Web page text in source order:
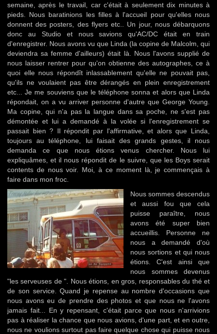
semaine, après le travail, car c'était à seulement dix minutes à
pieds. Nous baratinions les filles à l'accueil pour qu'elles nous
donnent des posters, des flyers etc.. Un jour, nous débarquons
donc au Studio et nous savions qu'AC/DC était en train
d'enregistrer. Nous avons vu que Linda (la copine de Malcolm, qui
deviendra sa femme d'ailleurs) était là. Nous l'avons supplié de
nous laisser rentrer pour qu'on obtienne des autographes, ce à
quoi elle nous répondît inlassablement qu'elle ne pouvait pas,
qu'ils ne voulaient pas être dérangés en plein enregistrement
etc... Je me souviens que le téléphone sonna et alors que Linda
répondait, on a vu arriver personne d'autre que George Young.
Ma copine, qui n'a pas la langue dans sa poche, ne s'est pas
démontée et lui a demandé à la volée si l'enregistrement se
passait bien ? Il répondit par l'affirmative, et alors que Linda,
toujours au téléphone, lui faisait des grands gestes, il nous
demanda ce que nous étions venus chercher. Nous lui
expliquâmes, et il nous répondit de le suivre, que les Boys serait
contents de nous voir. Moi, à ce moment là, je commençais à
faire dans mon froc.
Nous sommes descendus
et aussi fou que cela
puisse paraître, nous
avons été super bien
accueillis. Personne ne
nous a demandé d'où
nous sortions et qui nous
étions. C'est ainsi que
nous sommes devenus
"les serveuses de ". Nous étions, en gros, responsables du thé et
de son service. Quand je repense au nombre d'occasions que
nous avons eu de prendre des photos et que nous ne l'avons
jamais fait... En y repensant, c'était parce que nous n'arrivions
pas à réaliser la chance que nous avions, d'une part, et en outre,
nous ne voulions surtout pas faire quelque chose qui puisse nous